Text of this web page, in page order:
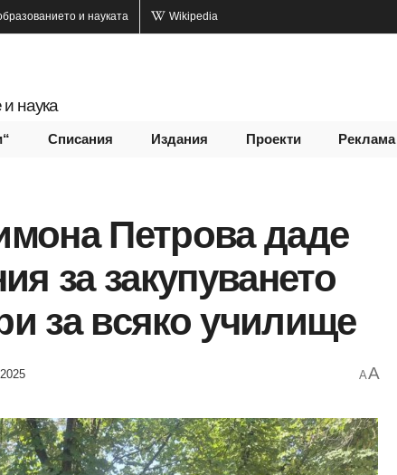
и науката Wikipedia
наука
Списания Издания Проекти Реклама
Петрова даде
за закупуването
за всяко училище
AA